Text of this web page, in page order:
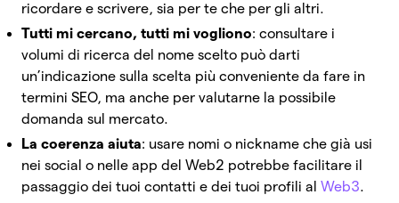
ricordare e scrivere, sia per te che per gli altri.
Tutti mi cercano, tutti mi vogliono: consultare i
volumi di ricerca del nome scelto può darti
un’indicazione sulla scelta più conveniente da fare in
termini SEO, ma anche per valutarne la possibile
domanda sul mercato.
La coerenza aiuta: usare nomi o nickname che già usi
nei social o nelle app del Web2 potrebbe facilitare il
passaggio dei tuoi contatti e dei tuoi profili al Web3.